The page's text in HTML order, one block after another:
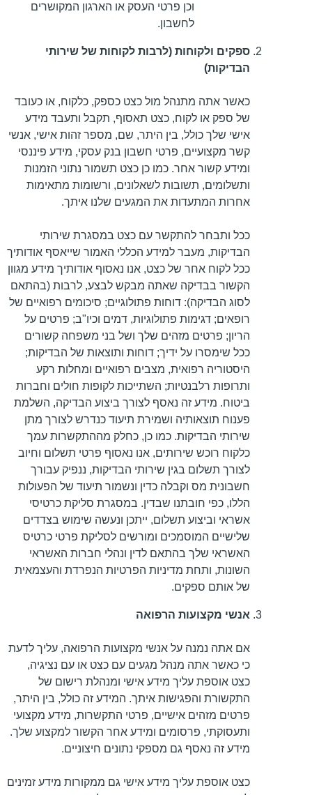
וכן פרטי העסק או הארגון המקושרים
לחשבון.
ספקים ולקוחות (לרבות לקוחות של שירותי
הבדיקות)
כאשר אתה מתנהל מול כצט כספק, כלקוח, או כעובד
של ספק או לקוח, כצט תאסוף, תקבל ותעבד מידע
אישי שלך כולל, בין היתר, שם, מספר זהות אישי, אנשי
קשר מקצועיים, פרטי חשבון בנק עסקי, מידע פיננסי
ומידע קשור אחר. כמו כן כצט תשמור נתוני הזמנות
ותשלומים, תשובות לשאלונים, ורשומות מתאימות
אחרות המתעדות את המגעים שלנו איתך.
ככל ותבחר להתקשר עם כצט במסגרת שירותי
הבדיקות, מעבר למידע הכללי האמור שייאסף אודותיך
ככל לקוח אחר של כצט, אנו נאסוף אודותיך מידע מגוון
הקשור בבדיקה שאתה מבקש לבצע, לרבות (בהתאם
לסוג הבדיקה): דוחות פתולוגיים; סיכומים רפואיים של
רופאים; דגימות פתולוגיות, דמים וכיו"ב; פרטים על
הריון; פרטים מזהים שלך ושל בני משפחה קשורים
ככל שימסרו על ידיך; דוחות ותוצאות של הבדיקות;
היסטוריה רפואית, מצבים רפואיים ומחלות רקע
ותרופות רלבנטיות; השתייכות לקופות חולים וחברות
ביטוח. מידע זה נאסף לצורך ביצוע הבדיקה, השלמת
פענוח תוצאותיה ושמירת תיעוד כנדרש לצורך מתן
שירותי הבדיקות. כמו כן, כחלק מההתקשרות עמך
כלקוח רוכש שירותים, אנו נאסוף פרטי תשלום וחיוב
לצורך תשלום בגין שירותי הבדיקות, ננפיק עבורך
חשבונית מס וקבלה כדין ונשמור תיעוד של הפעולות
הללו, כפי חובתנו שבדין. במסגרת סליקת כרטיסי
אשראי וביצוע תשלום, ייתכן ונעשה שימוש בצדדים
שלישיים המוסמכים ומורשים לסליקת פרטי כרטיס
האשראי שלך בהתאם לדין ונהלי חברות האשראי
השונות, ותחת מדיניות הפרטיות הנפרדת והעצמאית
של אותם ספקים.
אנשי מקצועות הרפואה
אם אתה נמנה על אנשי מקצועות הרפואה, עליך לדעת
כי כאשר אתה מנהל מגעים עם כצט או עם נציגיה,
כצט אוספת עליך מידע אישי ומנהלת רישום של
התקשורת והפגישות איתך. המידע זה כולל, בין היתר,
פרטים מזהים אישיים, פרטי התקשרות, מידע מקצועי
ותעסוקתי, פרסומים ומידע אחר הקשור למקצוע שלך.
מידע זה נאסף גם מספקי נתונים חיצוניים.
כצט אוספת עליך מידע אישי גם ממקורות מידע זמינים